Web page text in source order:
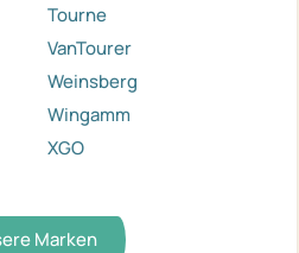
Tourne
VanTourer
Weinsberg
Wingamm
XGO
Marken